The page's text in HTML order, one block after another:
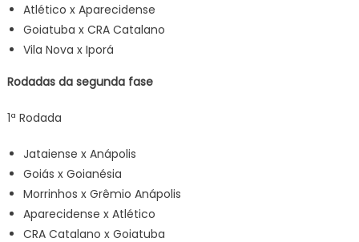
Atlético x Aparecidense
Goiatuba x CRA Catalano
Vila Nova x Iporá
Rodadas da segunda fase
1ª Rodada
Jataiense x Anápolis
Goiás x Goianésia
Morrinhos x Grêmio Anápolis
Aparecidense x Atlético
CRA Catalano x Goiatuba